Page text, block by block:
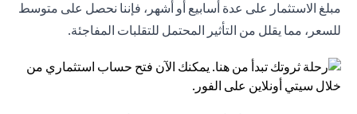
مبلغ الاستثمار على عدة أسابيع أو أشهر، فإننا نحصل على متوسط ​​
للسعر، مما يقلل من التأثير المحتمل للتقلبات المفاجئة.